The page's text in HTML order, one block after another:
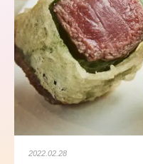
2022.02.28